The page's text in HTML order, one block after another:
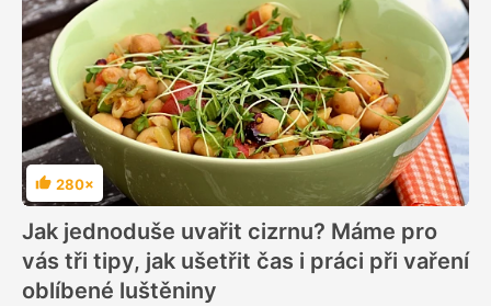
Hodnocení
280×
Jak jednoduše uvařit cizrnu? Máme pro
vás tři tipy, jak ušetřit čas i práci při vaření
oblíbené luštěniny